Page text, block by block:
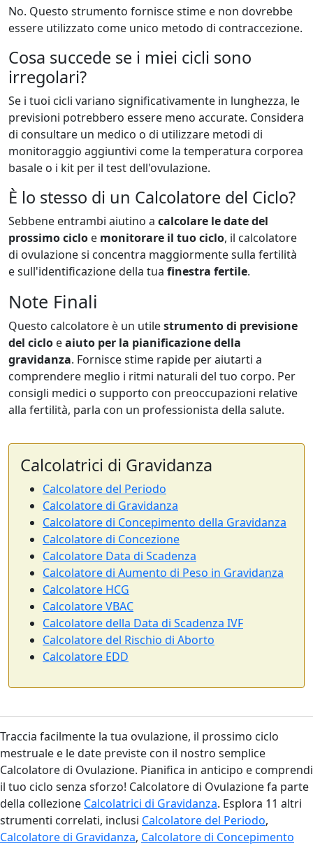
No. Questo strumento fornisce stime e non dovrebbe
essere utilizzato come unico metodo di contraccezione.
Cosa succede se i miei cicli sono
irregolari?
Se i tuoi cicli variano significativamente in lunghezza, le
previsioni potrebbero essere meno accurate. Considera
di consultare un medico o di utilizzare metodi di
monitoraggio aggiuntivi come la temperatura corporea
basale o i kit per il test dell'ovulazione.
È lo stesso di un Calcolatore del Ciclo?
Sebbene entrambi aiutino a calcolare le date del
prossimo ciclo e monitorare il tuo ciclo, il calcolatore
di ovulazione si concentra maggiormente sulla fertilità
e sull'identificazione della tua finestra fertile.
Note Finali
Questo calcolatore è un utilestrumento di previsione
del ciclo eaiuto per la pianificazione della
gravidanza. Fornisce stime rapide per aiutarti a
comprendere meglio i ritmi naturali del tuo corpo. Per
consigli medici o supporto con preoccupazioni relative
alla fertilità, parla con un professionista della salute.
Calcolatrici di Gravidanza
Calcolatore del Periodo
Calcolatore di Gravidanza
Calcolatore di Concepimento della Gravidanza
Calcolatore di Concezione
Calcolatore Data di Scadenza
Calcolatore di Aumento di Peso in Gravidanza
Calcolatore HCG
Calcolatore VBAC
Calcolatore della Data di Scadenza IVF
Calcolatore del Rischio di Aborto
Calcolatore EDD
Traccia facilmente la tua ovulazione, il prossimo ciclo
mestruale e le date previste con il nostro semplice
Calcolatore di Ovulazione. Pianifica in anticipo e comprendi
il tuo ciclo senza sforzo! Calcolatore di Ovulazione fa parte
della collezione Calcolatrici di Gravidanza. Esplora 11 altri
strumenti correlati, inclusi Calcolatore del Periodo,
Calcolatore di Gravidanza, Calcolatore di Concepimento